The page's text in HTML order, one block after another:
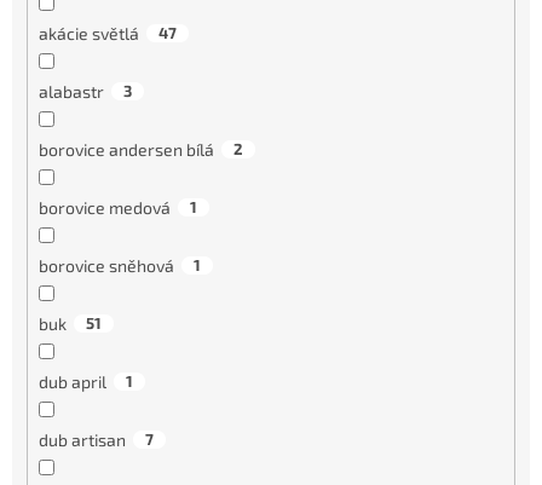
akácie světlá 47
alabastr 3
borovice andersen bílá 2
borovice medová 1
borovice sněhová 1
buk 51
dub april 1
dub artisan 7